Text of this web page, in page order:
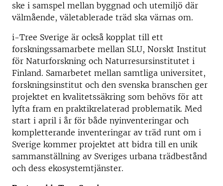
ske i samspel mellan byggnad och utemiljö där
välmående, väletablerade träd ska värnas om.
i-Tree Sverige är också kopplat till ett
forskningssamarbete mellan SLU, Norskt Institut
för Naturforskning och Naturresursinstitutet i
Finland. Samarbetet mellan samtliga universitet,
forskningsinstitut och den svenska branschen ger
projektet en kvalitetssäkring som behövs för att
lyfta fram en praktikrelaterad problematik. Med
start i april i år för både nyinventeringar och
kompletterande inventeringar av träd runt om i
Sverige kommer projektet att bidra till en unik
sammanställning av Sveriges urbana trädbestånd
och dess ekosystemtjänster.